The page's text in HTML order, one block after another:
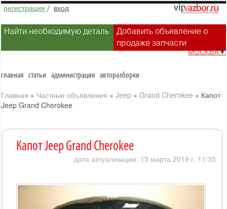
регистрация / вход
Найти необходимую деталь
Добавить объявление о
продаже запчасти
МОСКВА▼
главная статьи администрация авторазборки
Главная » Частные объявления » Jeep » Grand Cherokee » Капот
Jeep Grand Cherokee
Капот Jeep Grand Cherokee
дата актуализации: 13 марта 2019 г. 11:35